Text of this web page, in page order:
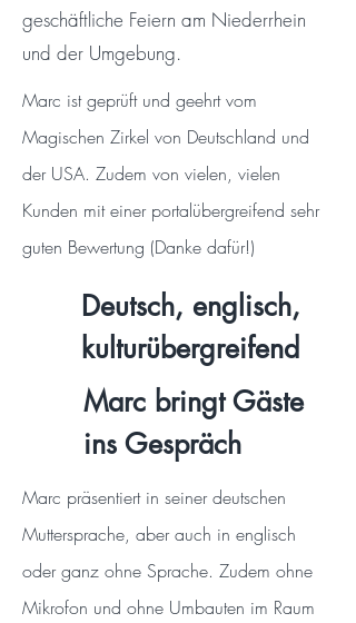
geschäftliche Feiern am Niederrhein
und der Umgebung.
Marc ist geprüft und geehrt vom
Magischen Zirkel von Deutschland und
der USA. Zudem von vielen, vielen
Kunden mit einer portalübergreifend sehr
guten Bewertung (Danke dafür!)
Deutsch, englisch,
kulturübergreifend
Marc bringt Gäste
ins Gespräch
Marc präsentiert in seiner deutschen
Muttersprache, aber auch in englisch
oder ganz ohne Sprache. Zudem ohne
Mikrofon und ohne Umbauten im Raum